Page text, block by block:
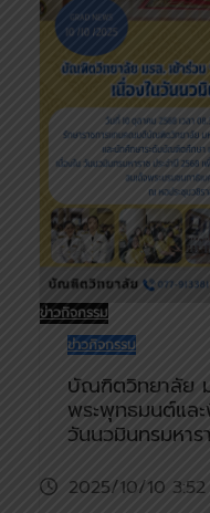
ข่าวกิจกรรม
ข่าวกิจกรรม
บัณฑิตวิทยาลัย
พระพุทธมนต์และ
วันนวมินทรมหา
2025/10/10 3:52